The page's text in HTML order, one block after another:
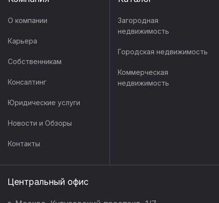
О компании
Карьера
Собственникам
Консалтинг
Юридические услуги
Новости и Обзоры
Контакты
Загородная
недвижимость
Городская недвижимость
Коммерческая
недвижимость
Центральный офис